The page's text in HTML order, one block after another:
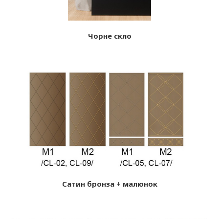
Чорне скло
Сатин бронза + малюнок